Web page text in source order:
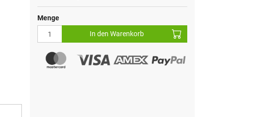
Menge
In den Warenkorb